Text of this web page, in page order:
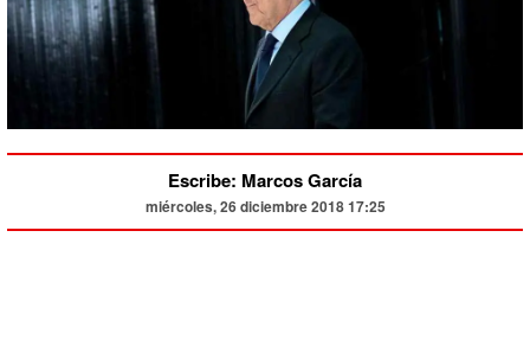
Escribe: Marcos García
miércoles, 26 diciembre 2018 17:25